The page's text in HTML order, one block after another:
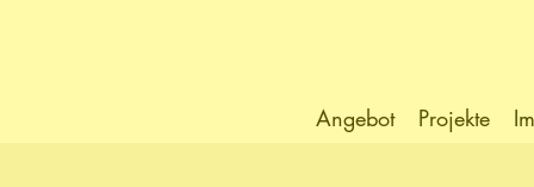
Angebot Projekte